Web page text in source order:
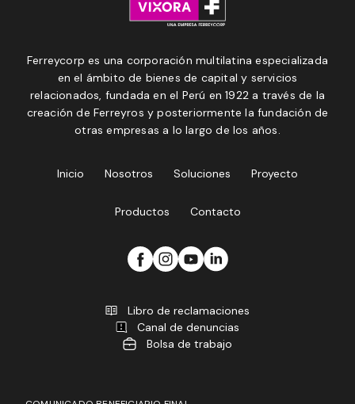
Ferreycorp es una corporación multilatina especializada
en el ámbito de bienes de capital y servicios
relacionados, fundada en el Perú en 1922 a través de la
creación de Ferreyros y posteriormente la fundación de
otras empresas a lo largo de los años.
Inicio Nosotros Soluciones Proyecto
Productos Contacto
Libro de reclamaciones
Canal de denuncias
Bolsa de trabajo